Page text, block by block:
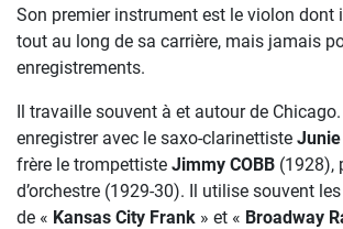
Son premier instrument est le violon dont
tout au long de sa carrière, mais jamais
enregistrements.
Il travaille souvent à et autour de
enregistrer avec le saxo-clarinettiste Junie
frère le trompettiste Jimmy COBB (1928),
d’orchestre (1929-30). Il utilise souvent
de « Kansas City Frank » et « Broadway